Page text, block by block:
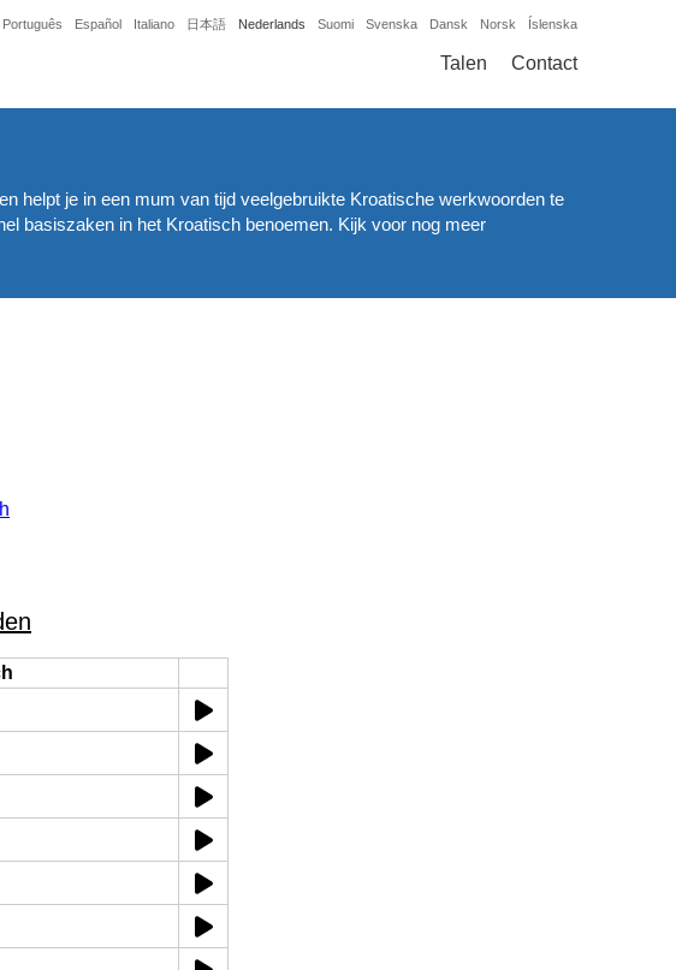
Português Español Italiano 日本語 Nederlands Suomi Svenska Dansk Norsk Íslenska
Talen Contact
helpt je in een mum van tijd veelgebruikte Kroatische werkwoorden te
basiszaken in het Kroatisch benoemen. Kijk voor nog meer